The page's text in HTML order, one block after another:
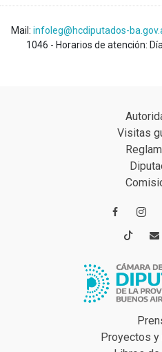
Mail: infoleg@hcdiputados-
1046 - Horarios de atención:
Visitas


Proyectos y